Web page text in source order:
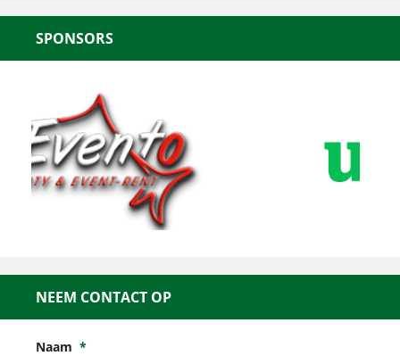
SPONSORS
NEEM CONTACT OP
Naam *